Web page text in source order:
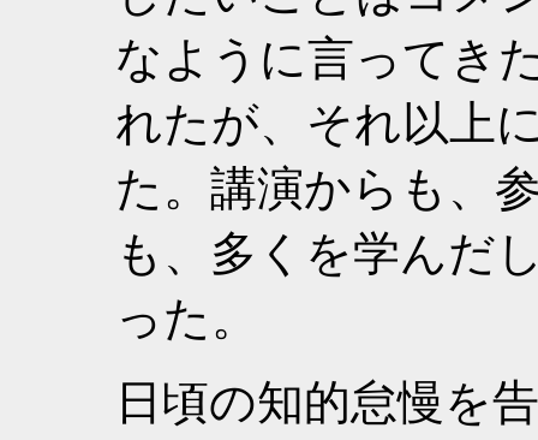
なように言ってき
れたが、それ以上
た。講演からも、
も、多くを学んだ
った。
日頃の知的怠慢を